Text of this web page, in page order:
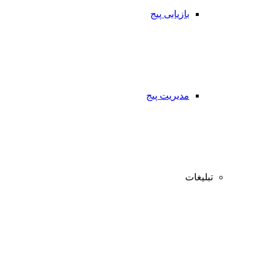
بازیابی پیج
مدیریت پیج
تبلیغات